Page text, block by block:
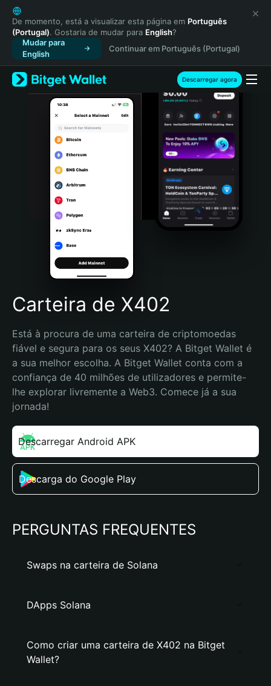
English
日本語
Tiếng Việt
Русский
Español (Latinoamérica)
Türkçe
Italiano
Português (Portugal)
Bahasa Indonesia
Português (Brasil)
Español (Argentina)
De momento, está a visualizar esta página em Português
(Portugal). Gostaria de mudar para English?
Mudar para
English
Continuar em Português (Portugal)
Descarregar agora
Carteira de X402
Está à procura de uma carteira de criptomoedas
fiável e segura para os seus X402? A Bitget Wallet é
a sua melhor escolha. A Bitget Wallet conta com a
confiança de 40 milhões de utilizadores e permite-
lhe explorar livremente a Web3. Comece já a sua
jornada!
Descarregar Android APK
Descarga do Google Play
PERGUNTAS FREQUENTES
Swaps na carteira de Solana
DApps Solana
Como criar uma carteira de X402 na Bitget
Wallet?